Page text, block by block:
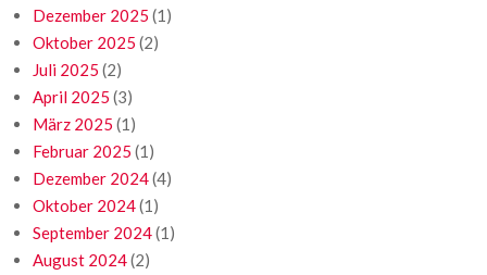
Dezember 2025 (1)
Oktober 2025 (2)
Juli 2025 (2)
April 2025 (3)
März 2025 (1)
Februar 2025 (1)
Dezember 2024(4)
Oktober 2024(1)
September 2024(1)
August 2024(2)